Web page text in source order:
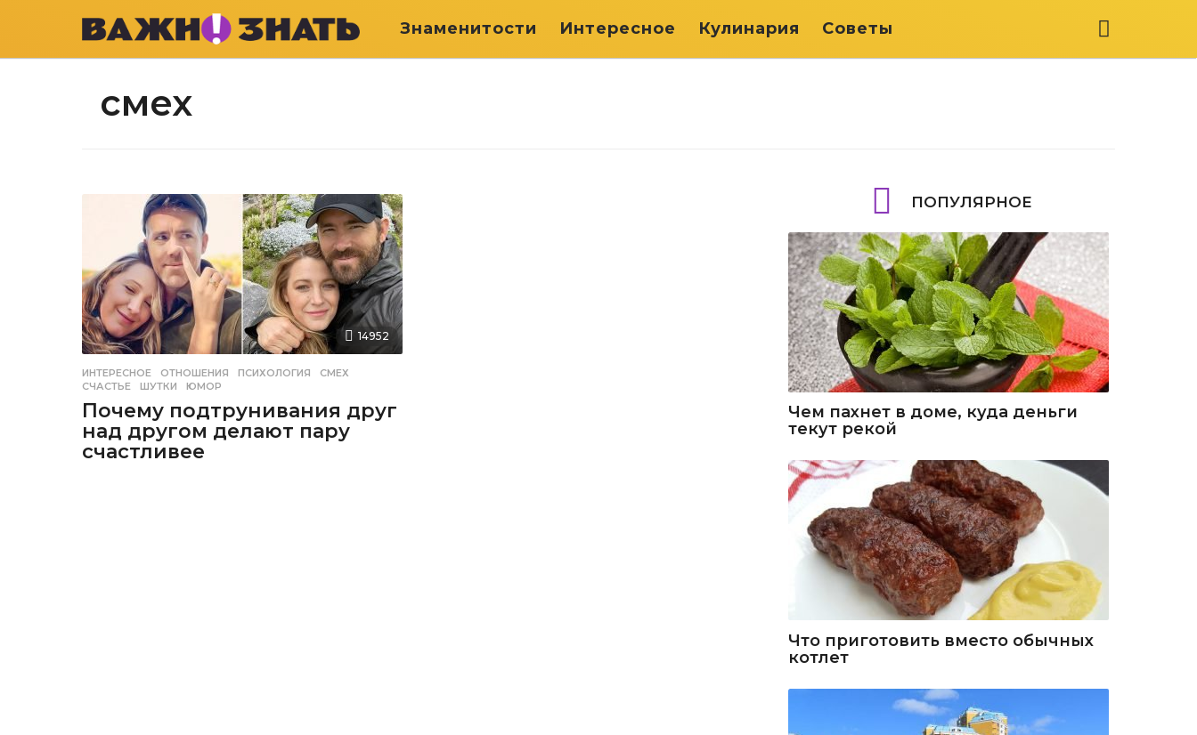
Знаменитости Интересное Кулинария Советы
смех
14952
ИНТЕРЕСНОЕ ОТНОШЕНИЯ ,ПСИХОЛОГИЯ ,СМЕХ
СЧАСТЬЕ
,ШУТКИ ,ЮМОР
Почему подтрунивания друг
над другом делают пару
счастливее
ПОПУЛЯРНОЕ
Чем пахнет в доме, куда деньги
текут рекой
Что приготовить вместо обычных
котлет